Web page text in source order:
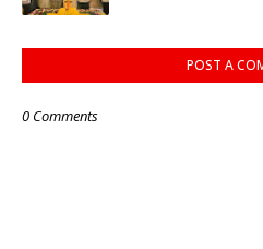
POST A
0 Comments